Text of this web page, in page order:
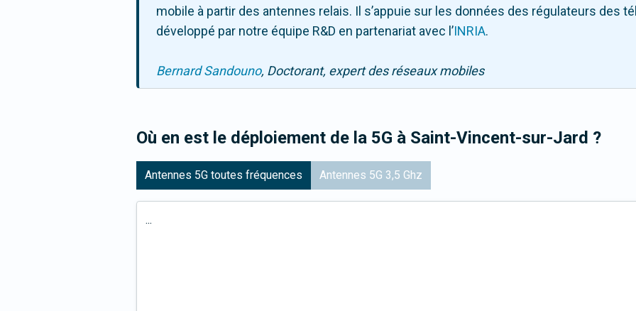
mobile à partir des antennes relais. Il s’appuie sur les données des régulateurs des
développé par notre équipe R&D en partenariat avec l ’INRIA.
Bernard Sandouno, Doctorant, expert des réseaux mobiles
Où en est le déploiement de la 5G à Saint-Vincent-sur-Jard ?
Antennes 5G toutes fréquences Antennes 5G 3,5 Ghz
...